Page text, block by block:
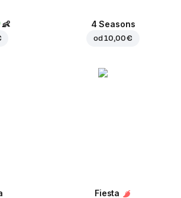
👶 4 Seasons
od10,00 €
Fiesta